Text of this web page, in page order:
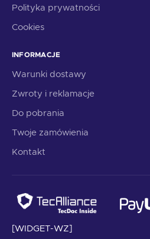
Polityka prywatności
Cookies
INFORMACJE
Warunki dostawy
Zwroty i reklamacje
Do pobrania
Twoje zamówienia
Kontakt
[WIDGET-WZ]